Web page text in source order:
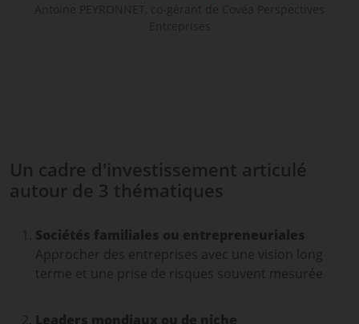
Un cadre d'investissement articulé
autour de 3 thématiques
Sociétés familiales ou entrepreneuriales
Approcher des entreprises avec une vision long
terme et une prise de risques souvent mesurée
Leaders mondiaux ou de niche